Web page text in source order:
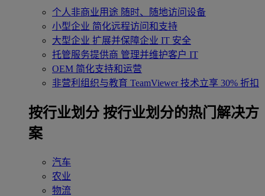
个人非商业用途 随时、随地访问设备
小型企业 简化远程访问和支持
大型企业 扩展并保障企业 IT 安全
托管服务提供商 管理并维护客户 IT
OEM 简化支持和运营
非营利组织与教育 TeamViewer 技术立享 30% 折扣
‌按行业划分 按行业划分的热门解决方
案
汽车
农业
物流